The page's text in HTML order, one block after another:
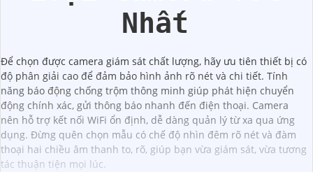
Nhất
Để chọn được camera giám sát chất lượng, hãy ưu tiên thiết bị có
độ phân giải cao để đảm bảo hình ảnh rõ nét và chi tiết. Tính
năng báo động chống trộm thông minh giúp phát hiện chuyển
động chính xác, gửi thông báo nhanh đến điện thoại. Camera
nên hỗ trợ kết nối WiFi ổn định, dễ dàng quản lý từ xa qua ứng
dụng. Đừng quên chọn mẫu có chế độ nhìn đêm rõ nét và đàm
thoại hai chiều âm thanh to, rõ, giúp bạn vừa giám sát, vừa tương
tác thuận tiện mọi lúc.